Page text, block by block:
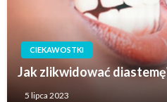
CIEKAWOSTKI
Jak zlikwidować
5 lipca 2023